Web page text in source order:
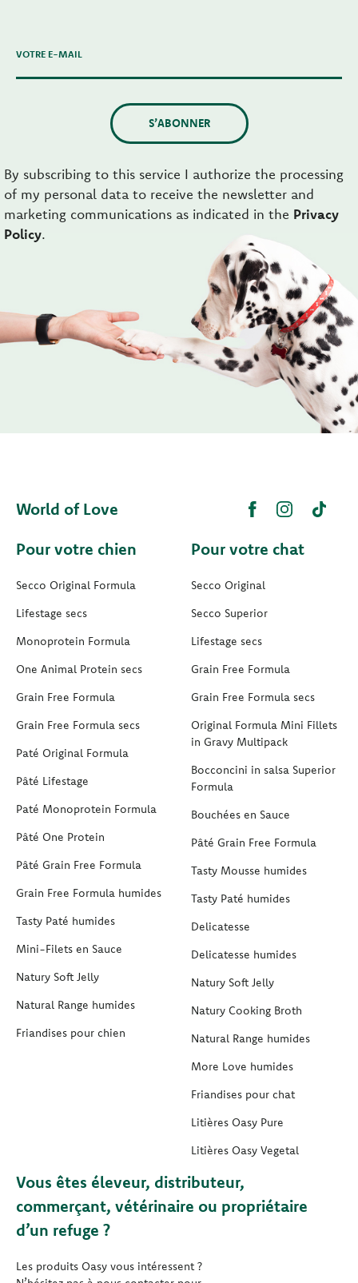
VOTRE E-MAIL
S’ABONNER
By subscribing to this service I authorize the processing
of my personal data to receive the newsletter and
marketing communications as indicated in the Privacy
Policy.
World of Love
Pour votre chien
Secco Original Formula
Lifestage secs
Monoprotein Formula
One Animal Protein secs
Grain Free Formula
Grain Free Formula secs
Paté Original Formula
Pâté Lifestage
Paté Monoprotein Formula
Pâté One Protein
Pâté Grain Free Formula
Grain Free Formula humides
Tasty Paté humides
Mini-Filets en Sauce
Natury Soft Jelly
Natural Range humides
Friandises pour chien
Pour votre chat
Secco Original
Secco Superior
Lifestage secs
Grain Free Formula
Grain Free Formula secs
Original Formula Mini Fillets
in Gravy Multipack
Bocconcini in salsa Superior
Formula
Bouchées en Sauce
Pâté Grain Free Formula
Tasty Mousse humides
Tasty Paté humides
Delicatesse
Delicatesse humides
Natury Soft Jelly
Natury Cooking Broth
Natural Range humides
More Love humides
Friandises pour chat
Litières Oasy Pure
Litières Oasy Vegetal
Vous êtes éleveur, distributeur,
commerçant, vétérinaire ou propriétaire
d’un refuge ?
Les produits Oasy vous intéressent ?